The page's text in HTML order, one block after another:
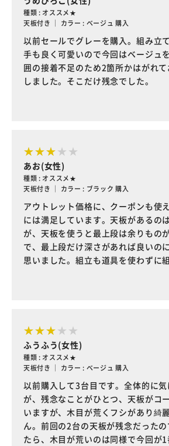
種類 : オススメ★
天板付き ｜ カラー : ベージュ 購入
以前セールでグレーを購入。組み立
手も良く可愛いので今回はベージュ
囲の接着不足のため2箇所かはがれ
しました。そこだけ残念でした。
あお(女性)
種類 : オススメ★
天板付き ｜ カラー : ブラック 購入
アウトレット価格に、クーポンも使
には満足しています。天板があるの
が、天板を使うと最上段は余りもの
で、最上段だけ深さがあれば良いの
思いました。組立も道具を使わずに
ふうふう(女性)
種類 : オススメ★
天板付き ｜ カラー : ベージュ 購入
以前購入して3台目です。全体的に
が、残念なことがひとつ、天板がコ
いますが、木目が荒くフシがあり綺
ん。前回の2台の天板が残念だった
たら、木目が荒いのは同様で今回が